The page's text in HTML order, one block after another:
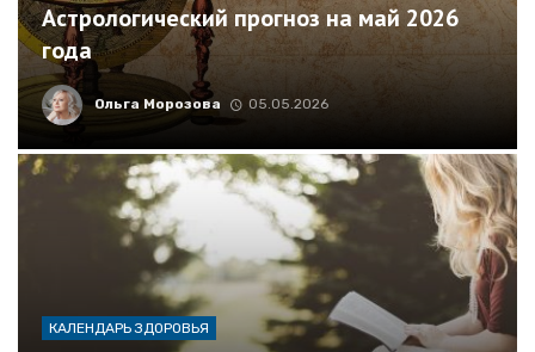
Астрологический прогноз на май 2026
года
Ольга Морозова 05.05.2026
КАЛЕНДАРЬ ЗДОРОВЬЯ